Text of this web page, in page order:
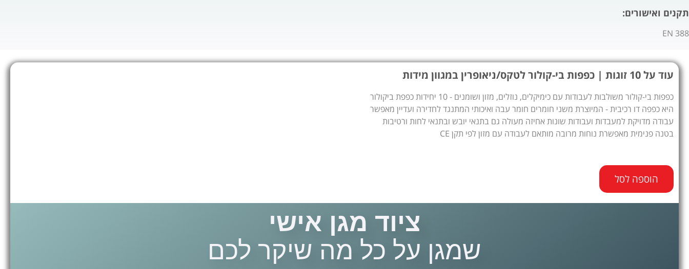
תקנים ואישורים:
EN 388
עוד על 10 זוגות | כפפות בי-קולור לטקס/ניאופרין במגוון מידות
כפפות בי-קולור משולבות לעבודות עם כימיקלים, נוזלים, מזון ושומנים - 10 יחידות כפפת ביקולור
היא כפפה דו רכיבית - המיוצרת משני חומרים חומר עבה ואיכותי המתנגד לחדירה ועדיין מאפשר
עבודה מדויקת למעבדות ועבודות שונות אחיזה מעולה גם בתנאי יובש ובתנאי לחות ורטיבות
בטנה פנימית מאפשרת נוחות מרובה מותאם לעבודה עם מזון לפי תקן CE
הוספה לסל
ציוד מגן אישי
שמגן על כל מה שיקר לכם